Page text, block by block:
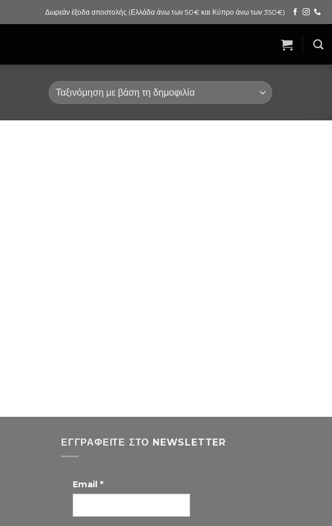
Δωρεάν έξοδα αποστολής (Ελλάδα άνω των 50€ και Κύπρο άνω των 350€)
ΕΓΓΡΑΦΕΊΤΕ ΣΤΟ NEWSLETTER
Email *